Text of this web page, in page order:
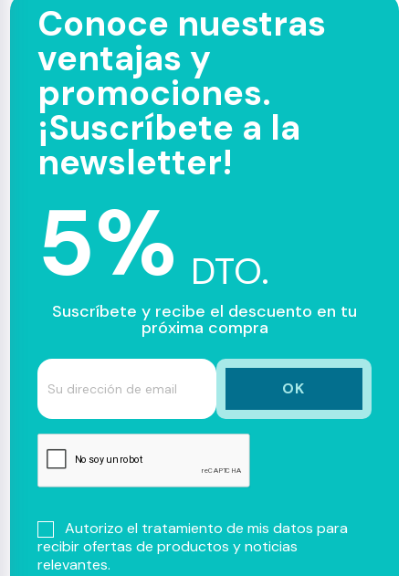
Conoce nuestras
ventajas y
promociones.
¡Suscríbete a la
newsletter!
5% DTO.
Suscríbete y recibe el descuento en tu
próxima compra
Autorizo el tratamiento de mis datos para
recibir ofertas de productos y noticias
relevantes.